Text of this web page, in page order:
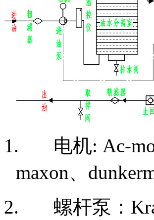
1. 电机: Ac-
maxon、
2. 螺杆泵：